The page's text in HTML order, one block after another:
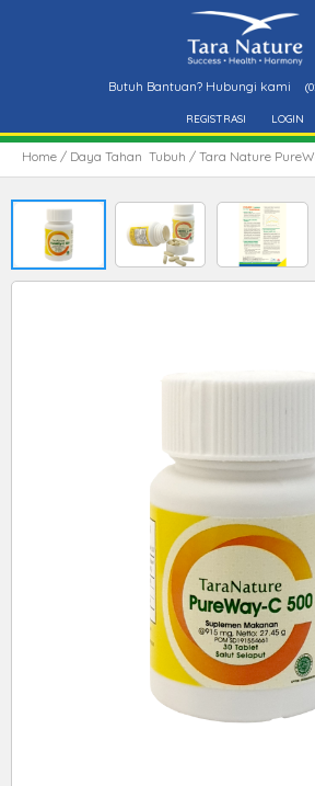
Butuh Bantuan? Hubungi kami
REGISTRASI LOGIN
Home / Daya Tahan Tubuh / Tara Nature